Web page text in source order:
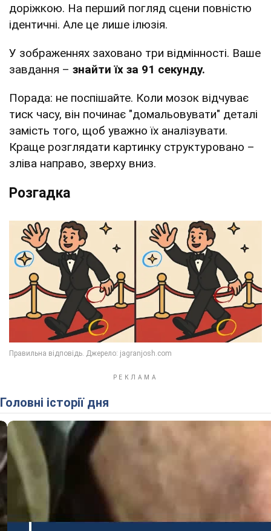
доріжкою. На перший погляд сцени повністю
ідентичні. Але це лише ілюзія.
У зображеннях заховано три відмінності. Ваше
завдання – знайти їх за 91 секунду.
Порада: не поспішайте. Коли мозок відчуває
тиск часу, він починає "домальовувати" деталі
замість того, щоб уважно їх аналізувати.
Краще розглядати картинку структуровано –
зліва направо, зверху вниз.
Розгадка
Головні історії дня